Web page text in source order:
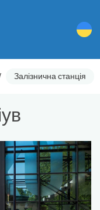
Залізнична станція